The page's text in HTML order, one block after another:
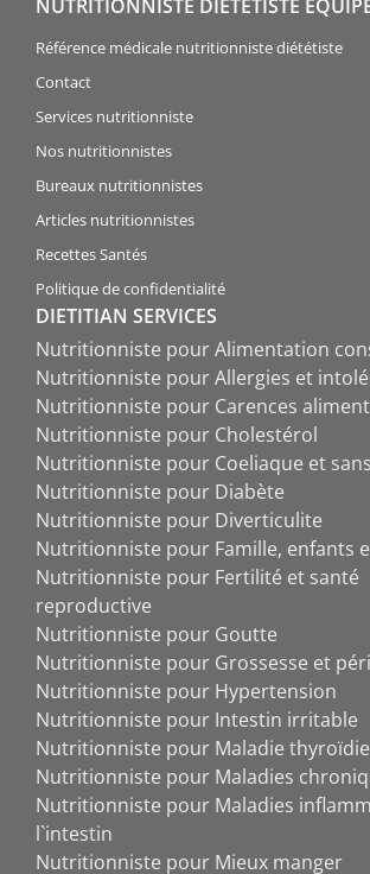
NUTRITIONNISTE DIÉTÉTISTE
Référence médicale nutritionniste diététiste
Contact
Services nutritionniste
Nos nutritionnistes
Bureaux nutritionnistes
Articles nutritionnistes
Recettes Santés
Politique de confidentialité
DIETITIAN SERVICES
Nutritionniste pour Alimentation
Nutritionniste pour Allergies et
Nutritionniste pour Carences
Nutritionniste pour Cholestérol
Nutritionniste pour Coeliaque et
Nutritionniste pour Diabète
Nutritionniste pour Diverticulite
Nutritionniste pour Famille, enfants
Nutritionniste pour Fertilité et santé
reproductive
Nutritionniste pour Goutte
Nutritionniste pour Grossesse et
Nutritionniste pour Hypertension
Nutritionniste pour Intestin irritable
Nutritionniste pour Maladie
Nutritionniste pour Maladies
Nutritionniste pour Maladies
l`intestin
Nutritionniste pour Mieux manger